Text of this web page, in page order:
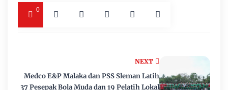
0
NEXT
Medco E&P Malaka dan PSS Sleman Latih
37 Pesepak Bola Muda dan 19 Pelatih Lokal